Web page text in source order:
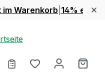
im Warenkorb 14% extra
Du hast 0